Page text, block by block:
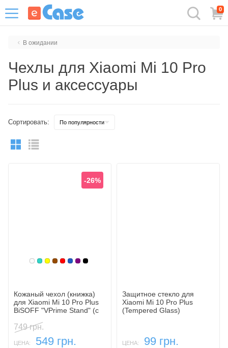
0
В ожидании
Чехлы для Xiaomi Mi 10 Pro
Plus и аксессуары
Сортировать:
Белый
Бирюзовый
Желтый
Коричневый
Красный
Синий, темный
Фиолетовый, темный
Черный
-26%
Кожаный чехол (книжка)
для Xiaomi Mi 10 Pro Plus
BiSOFF "VPrime Stand" (с
749 грн.
ЦЕНА: 549 грн.
Защитное стекло для
Xiaomi Mi 10 Pro Plus
(Tempered Glass)
ЦЕНА: 99 грн.